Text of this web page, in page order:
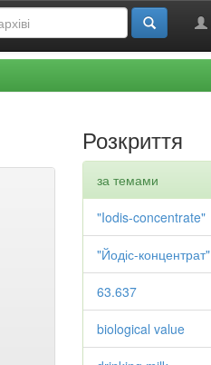
Розкриття
за темами
"Iodis-concentrate"
"Йодіс-концентрат"
63.637
biological value